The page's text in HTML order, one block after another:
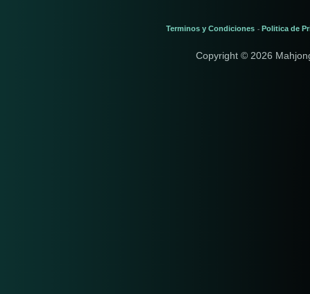
Terminos y Condiciones - Politica de
Copyright © 2026